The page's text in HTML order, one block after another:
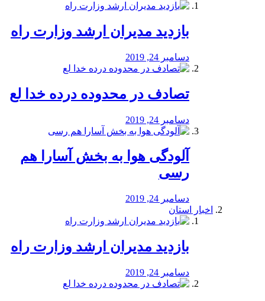
بازدید مدیران ارشد وزارت راه
دسامبر 24, 2019
تصادف در محدوده درده خدا لع
دسامبر 24, 2019
آلودگی هوا به بخش آسارا هم
رسی
دسامبر 24, 2019
اخبار استان
بازدید مدیران ارشد وزارت راه
دسامبر 24, 2019